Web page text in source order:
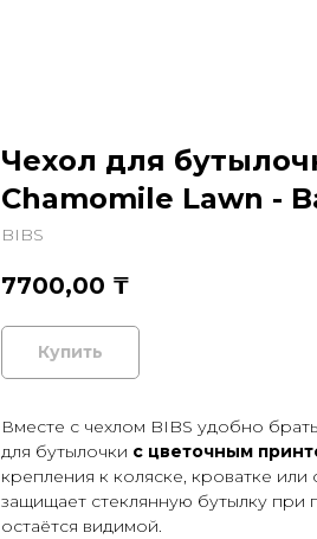
Чехол для
Chamomile Lawn -
BIBS
7700,00 ₸
Купить
Вместе с чехлом BIBS удобно
для бутылочки с цветочным
крепления к коляске, кроватке
защищает стеклянную бутылку при
остаётся видимой.